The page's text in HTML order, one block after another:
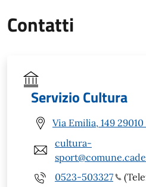
Contatti
Servizio Cultura
Via Emilia, 149
cultura-
0523-503327